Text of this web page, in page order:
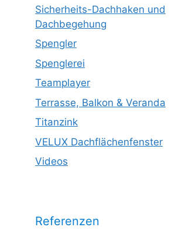
Sicherheits-Dachhaken und
Dachbegehung
Spengler
Spenglerei
Teamplayer
Terrasse, Balkon & Veranda
Titanzink
VELUX Dachflächenfenster
Videos
Referenzen